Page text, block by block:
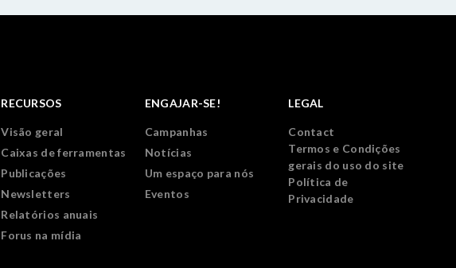
RECURSOS
Visão geral
Caixas de ferramentas
Publicações
Newsletters
Relatórios anuais
Forus na mídia
ENGAJAR-SE!
Campanhas
Notícias
Um espaço para nós
Eventos
LEGAL
Contact
Termos e Condições
gerais do uso do site
Política de
Privacidade